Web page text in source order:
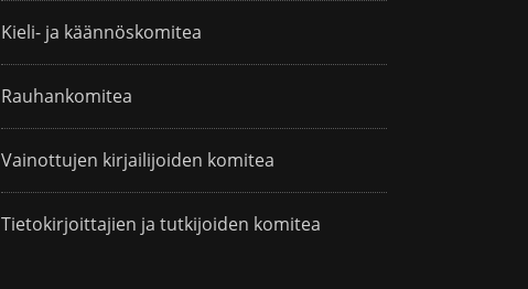
Kieli- ja käännöskomitea
Rauhankomitea
Vainottujen kirjailijoiden komitea
Tietokirjoittajien ja tutkijoiden komitea